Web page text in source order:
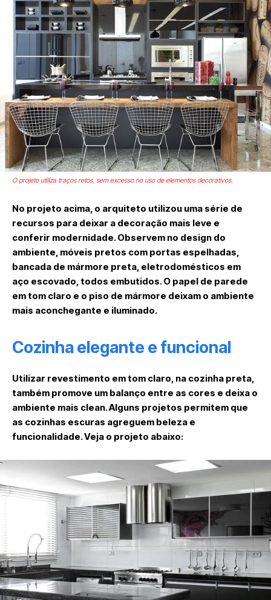
O projeto utiliza traços retos, sem excesso no uso de elementos decorativos.
No projeto acima, o arquiteto utilizou uma série de
recursos para deixar a decoração mais leve e
conferir modernidade. Observem no design do
ambiente, móveis pretos com portas espelhadas,
bancada de mármore preta, eletrodomésticos em
aço escovado, todos embutidos. O papel de parede
em tom claro e o piso de mármore deixam o ambiente
mais aconchegante e iluminado.
Cozinha elegante e funcional
Utilizar revestimento em tom claro, na cozinha preta,
também promove um balanço entre as cores e deixa o
ambiente mais clean. Alguns projetos permitem que
as cozinhas escuras agreguem beleza e
funcionalidade. Veja o projeto abaixo: